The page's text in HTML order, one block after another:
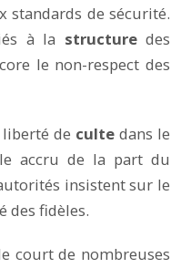
standards de sécurité.
à la structuredes
le non-respect des
de culte dans le
accru de la part du
insistent sur le
des fidèles.
court de nombreuses